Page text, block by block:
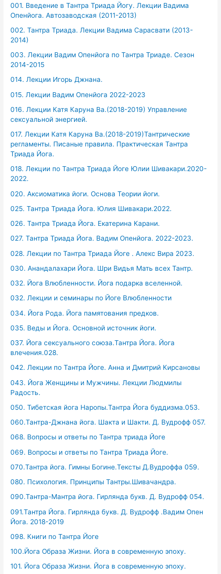
001. Введение в Тантра Триада Йогу. Лекции Вадима
Опенйога. Автозаводская (2011-2013)
002. Тантра Триада. Лекции Вадима Сарасвати (2013-
2014)
003. Лекции Вадим Опенйога по Тантра Триаде. Сезон
2014-2015
014. Лекции Игорь Джнана.
015. Лекции Вадим Опенйога 2022-2023
016. Лекции Катя Каруна Ва.(2018-2019) Управление
сексуальной энергией.
017. Лекции Катя Каруна Ва.(2018-2019)Тантрические
регламенты. Писаные правила. Практическая Тантра
Триада Йога.
018. Лекции по Тантра Триада Йоге Юлии Шивакари.2020-
2022.
020. Аксиоматика йоги. Основа Теории йоги.
025. Тантра Триада Йога. Юлия Шивакари.2022.
026. Тантра Триада Йога. Екатерина Карани.
027. Тантра Триада Йога. Вадим Опенйога. 2022-2023.
028. Лекции по Тантра Триада Йоге . Алекс Вира 2023.
030. Анандалахари Йога. Шри Видья Мать всех Тантр.
032. Йога Влюбленности. Йога подарка вселенной.
032. Лекции и семинары по Йоге Влюбленности
034. Йога Рода. Йога памятования предков.
035. Веды и Йога. Основной источник йоги.
037. Йога сексуального союза.Тантра Йога. Йога
влечения.028.
042. Лекции по Тантра Йоге. Анна и Дмитрий Кирсановы
043. Йога Женщины и Мужчины. Лекции Людмилы
Радость.
050. Тибетская йога Наропы.Тантра Йога буддизма.053.
060.Тантра-Джнана йога. Шакта и Шакти. Д. Вудрофф 057.
068. Вопросы и ответы по Тантра триада Йоге
069. Вопросы и ответы по Тантра Триада Йоге.
070.Тантра йога. Гимны Богине.Тексты Д.Вудроффа 059.
080. Психология. Принципы Тантры.Шивачандра.
090.Тантра-Мантра йога. Гирлянда букв. Д. Вудрофф 054.
091.Тантра Йога. Гирлянда букв. Д. Вудрофф .Вадим Опен
Йога. 2018-2019
098. Книги по Тантра Йоге
100.Йога Образа Жизни. Йога в современную эпоху.
101. Йога Образа Жизни. Йога в современную эпоху.